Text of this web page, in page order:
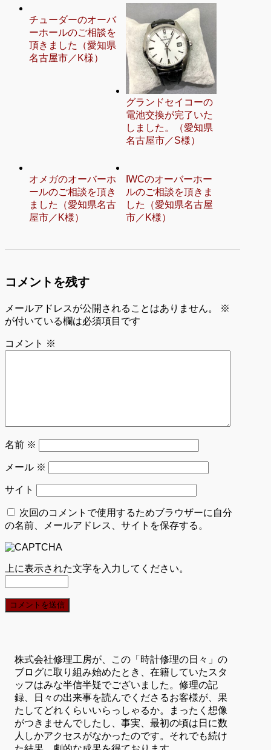
チューダーのオーバ
ーホールのご相談を
頂きました（愛知県
名古屋市／K様）
グランドセイコーの
電池交換が完了いた
しました。（愛知県
名古屋市／S様）
オメガのオーバーホ
ールのご相談を頂き
ました（愛知県名古
屋市／K様）
IWCのオーバーホー
ルのご相談を頂きま
した（愛知県名古屋
市／K様）
コメントを残す
メールアドレスが公開されることはありません。
※
が付いている欄は必須項目です
コメント ※
名前 ※
メール ※
サイト
次回のコメントで使用するためブラウザーに自分
の名前、メールアドレス、サイトを保存する。
上に表示された文字を入力してください。
株式会社修理工房が、この「時計修理の日々」の
ブログに取り組み始めたとき、在籍していたスタ
ッフはみな半信半疑でございました。修理の記
録、日々の出来事を読んでくださるお客様が、果
たしてどれくらいいらっしゃるか。まったく想像
がつきませんでしたし、事実、最初の頃は日に数
人しかアクセスがなかったのです。それでも続け